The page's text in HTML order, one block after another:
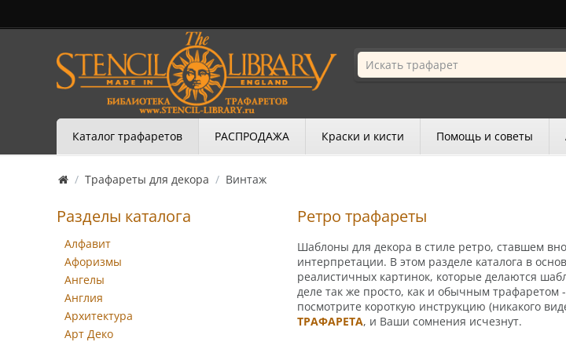
Каталог трафаретов РАСПРОДАЖА Краски и кисти Помощь и советы
/ Трафареты для декора / Винтаж
Разделы каталога
Алфавит
Афоризмы
Ангелы
Англия
Архитектура
Арт Деко
Ретро трафареты
Шаблоны для декора в стиле ретро, ставшем
интерпретации. В этом разделе каталога в
реалистичных картинок, которые делаются
деле так же просто, как и обычным
посмотрите короткую инструкцию (никакого
ТРАФАРЕТА, и Ваши сомнения исчезнут.